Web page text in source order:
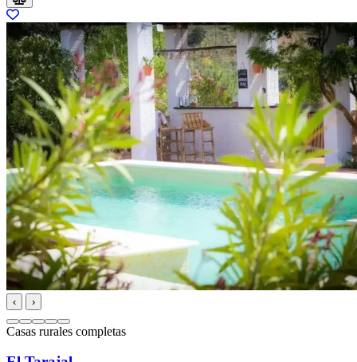
‹ ›
Casas rurales completas